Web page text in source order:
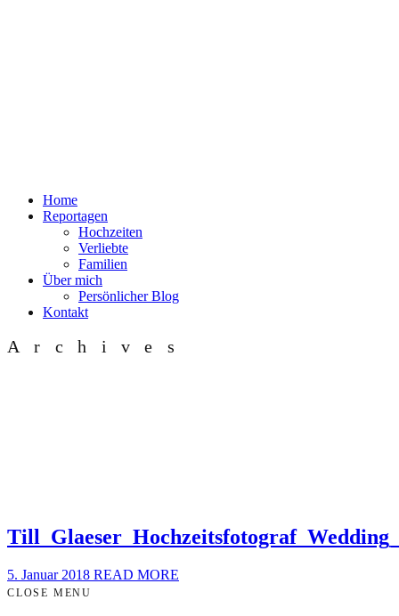
Home
Reportagen
Hochzeiten
Verliebte
Familien
Über mich
Persönlicher Blog
Kontakt
Archives
5. Januar 2018 READ MORE
CLOSE MENU